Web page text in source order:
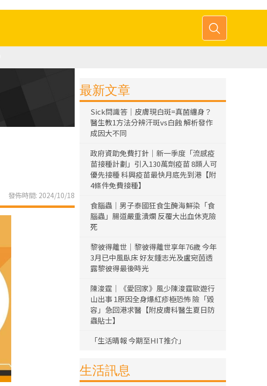
發佈時間: 2024/10/18
最新文章
Sick問識答｜皮膚現白斑=真菌纏身？
醫生教1方法分辨汗斑vs白蝕 解析發作
成因大不同
政府資助免費打針｜新一季度「流感疫
苗接種計劃」引入130萬劑疫苗 8類人可
優先接種 科興疫苗最快月底先到港【附
4條件免費接種】
食腦蟲｜男子泰國狂食生醃海鮮染「食
腦蟲」腸道嚴重潰爛 反覆大出血休克險
死
黎彼得離世｜黎彼得離世享年76歲 今年
3月已中風臥床 好友鍾志光及盧宛茵透
露黎彼得最後時光
陳浚霆｜《愛回家》風少陳浚霆歐遊行
山出事 1原因全身爆紅疹極恐怖 險「毀
容」急回港求醫【附皮膚科醫生夏日防
蟲貼士】
「生活晴報 今期至HIT推介」
生活訊息